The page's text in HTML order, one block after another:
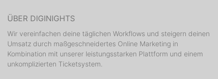
ÜBER DIGINIGHTS
Wir vereinfachen deine täglichen Workflows und steigern deinen
Umsatz durch maßgeschneidertes Online Marketing in
Kombination mit unserer leistungsstarken Plattform und einem
unkomplizierten Ticketsystem.